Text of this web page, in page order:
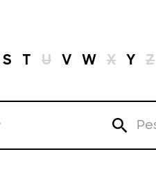
S T U V W X Y Z